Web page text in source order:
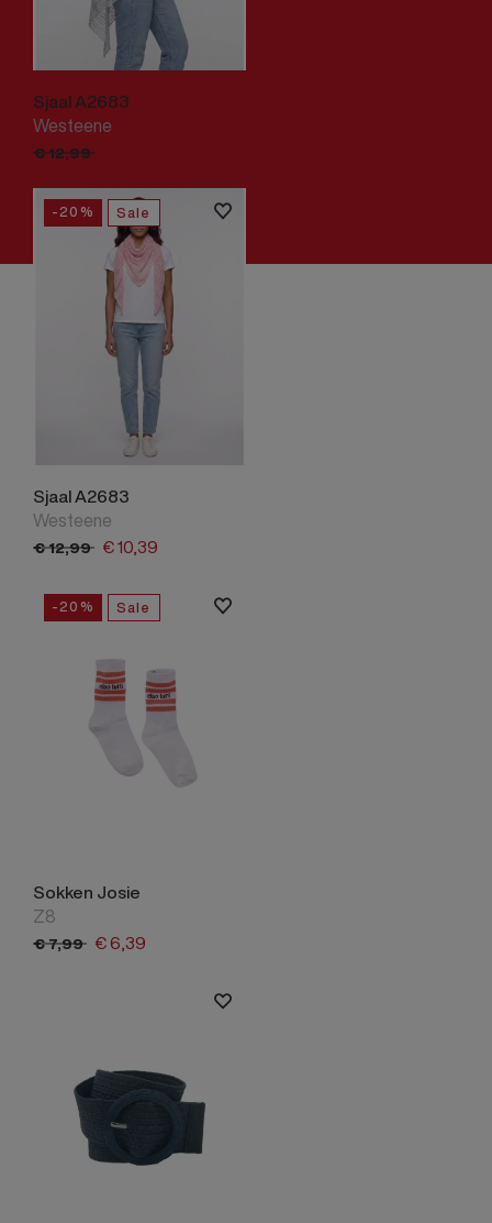
Sjaal A2683
Westeene
€12,99
-20% Sale
Sjaal A2683
Westeene
€12,99 €10,39
-20% Sale
Sokken Josie
Z8
€7,99 €6,39